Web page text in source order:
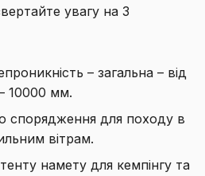
увагу на 3
– загальна – від
10000 мм.
спорядження для походу в
вітрам.
намету для кемпінгу та